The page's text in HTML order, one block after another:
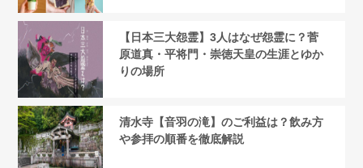
【日本三大怨霊】3人はなぜ怨霊に？菅
原道真・平将門・崇徳天皇の生涯とゆか
りの場所
清水寺【音羽の滝】のご利益は？飲み方
や参拝の順番を徹底解説